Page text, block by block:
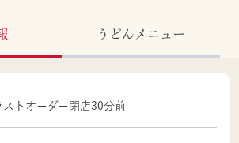
うどんメニュー
ストオーダー閉店30分前